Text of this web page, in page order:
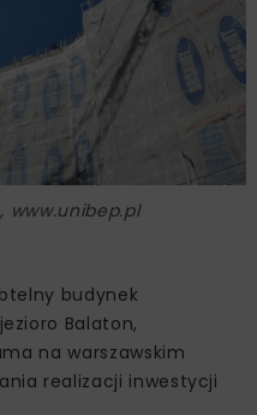
www.unibep.pl
budynek
Balaton,
na warszawskim
realizacji inwestycji